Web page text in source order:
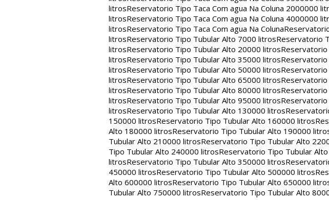
litrosReservatorio Tipo Taca Com agua Na Coluna 2000000
litrosReservatorio Tipo Taca Com agua Na Coluna 4000000
litrosReservatorio Tipo Taca Com agua Na Coluna
litrosReservatorio Tipo Tubular Alto 7000 litrosReservatorio
litrosReservatorio Tipo Tubular Alto 20000 litros
litrosReservatorio Tipo Tubular Alto 35000 litros
litrosReservatorio Tipo Tubular Alto 50000 litros
litrosReservatorio Tipo Tubular Alto 65000 litros
litrosReservatorio Tipo Tubular Alto 80000 litros
litrosReservatorio Tipo Tubular Alto 95000 litros
litrosReservatorio Tipo Tubular Alto 130000 litros
150000 litrosReservatorio Tipo Tubular Alto 160000 litros
Alto 180000 litrosReservatorio Tipo Tubular Alto 190000
Tubular Alto 210000 litrosReservatorio Tipo Tubular Alto
Tipo Tubular Alto 240000 litrosReservatorio Tipo Tubular
litrosReservatorio Tipo Tubular Alto 350000 litros
450000 litrosReservatorio Tipo Tubular Alto 500000 litros
Alto 600000 litrosReservatorio Tipo Tubular Alto 650000
Tubular Alto 750000 litrosReservatorio Tipo Tubular Alto